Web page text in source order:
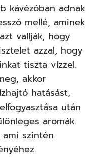
kávézóban adnak
mellé, aminek
vallják, hogy
azzal, hogy
tiszta vízzel.
akkor
hatásást,
után
aromák
szintén